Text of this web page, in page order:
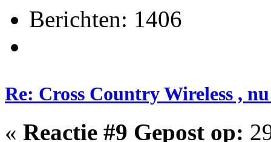
Berichten: 1406
Re: Cross Country Wireless ,
« Reactie #9 Gepost op: